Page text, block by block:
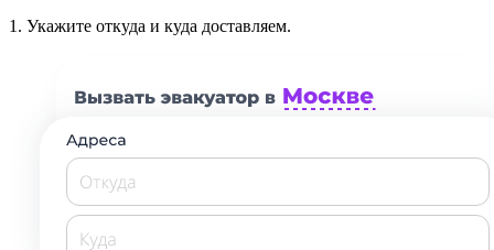
1. Укажите откуда и куда доставляем.